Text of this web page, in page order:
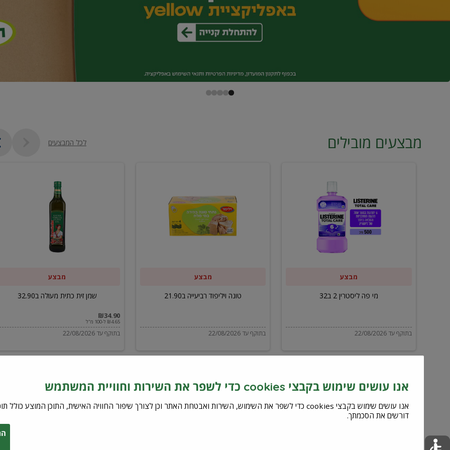
מבצעים מובילים לכל המבצעים
ליסטרין
מבצע
מי פה ליסטרין 2 ב32
בתוקף עד 22/08/2026
ויליפוד
רביעייה
מבצע
טונה ויליפוד רביעייה ב21.90
בתוקף עד 22/08/2026
מבצע
שמן זית כתית מעולה ב32.90
₪34.90
₪4.65 ל-100 מ"ל
בתוקף עד 22/08/2026
אנו עושים שימוש בקבצי cookies כדי לשפר את השירות וחוויית המשתמש
דורשים את הסכמתך.